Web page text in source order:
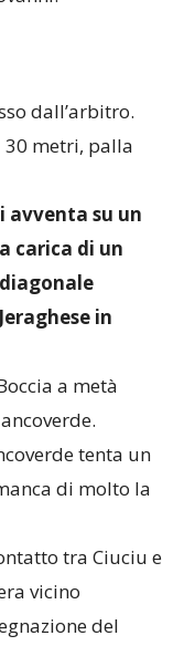
dall’arbitro.
metri, palla
avventa su un
carica di un
in
a metà
tenta un
di molto la
tra Ciuciu e
vicino
del
di casa